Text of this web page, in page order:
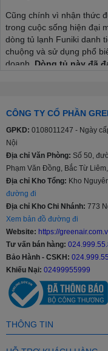
Cũng chính vì nhận thức
trong cuộc sống hiện đại
dòng tủ lạnh Funiki danh
chuộng và sử dụng phổ
doanh. Dòng tủ này đã
Tiêu chuẩn cụ thể
lạnh thực phẩm và
Tiêu chuẩn năng
Quy chuẩn kỹ
thiết bị điện và điện
QCVN 9:2012/
Đặc biệt, tủ lạnh Funiki
ưu điểm như:
Công nghệ Silver
mức vi mô, chỉ từ 3
tiếp lấy tế bào vi
và ngăn chặn sự
công nghệ này còn
lâu hơn, trọn vẹn
Mẫu mã đa dạng,
đủ các dung tích
Inverter, cả loại
màu cơ bản là
CÔNG TY CỔ PHẦN
GPKD: 0108011247 - Ngày
Nội
Địa chỉ Văn Phòng: Số 50,
Phạm Văn Đồng, Bắc Từ Liêm,
Địa chỉ Kho Tổng: Kho
đường đi
Địa chỉ Kho Chi Nhánh: 773
Xem bản đồ đường đi
Website: https://
Tư vấn bán hàng:
Bảo Hành - CSKH:
Khiếu Nại: 02499955999
THÔNG TIN